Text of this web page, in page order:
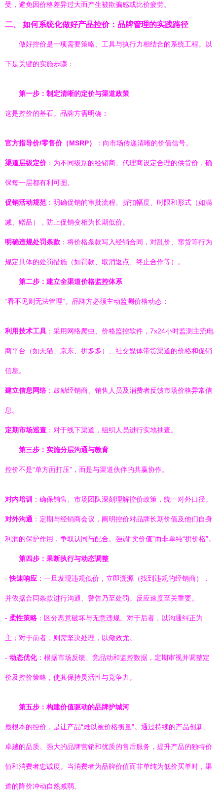
受，避免因价格差异过大而产生被欺骗感或比价疲劳。
二、 如何系统化做好产品控价：品牌管理的实践路径
做好控价是一项需要策略、工具与执行力相结合的系统工程。以
下是关键的实施步骤：
第一步：制定清晰的定价与渠道政策
这是控价的基石。品牌方需明确：
官方指导价/零售价（MSRP） ：向市场传递清晰的价值信号。
渠道层级定价：为不同级别的经销商、代理商设定合理的供货价，确
保每一层都有利可图。
促销活动规范 ：明确促销的审批流程、折扣幅度、时限和形式（如满
减、赠品），防止促销变相为长期低价。
明确违规处罚条款 ：将价格条款写入经销合同，对乱价、窜货等行为
规定具体的处罚措施（如罚款、取消返点、终止合作等）。
第二步：建立全渠道价格监控体系
“看不见则无法管理”。品牌方必须主动监测价格动态：
利用技术工具 ：采用网络爬虫、价格监控软件，7x24小时监测主流电
商平台（如天猫、京东、拼多多）、社交媒体带货渠道的价格和促销
信息。
建立信息网络 ：鼓励经销商、销售人员及消费者反馈市场价格异常信
息。
定期市场巡查 ：对于线下渠道，组织人员进行实地抽查。
第三步：实施分层沟通与教育
控价不是“单方面打压”，而是与渠道伙伴的共赢协作。
对内培训 ：确保销售、市场团队深刻理解控价政策，统一对外口径。
对外沟通 ：定期与经销商会议，阐明控价对品牌长期价值及他们自身
利润的保护作用，争取认同与配合。强调“卖价值”而非单纯“拼价格”。
第四步：果断执行与动态调整
-快速响应 ：一旦发现违规低价，立即溯源（找到违规的经销商），
并依据合同条款进行沟通、警告乃至处罚。反应速度至关重要。
- 柔性策略 ：区分恶意破坏与无意违规。对于后者，以沟通纠正为
主；对于前者，则需坚决处理，以儆效尤。
- 动态优化：根据市场反馈、竞品动和监控数据，定期审视并调整定
价及控价策略，使其保持灵活性与竞争力。
第五步：构建价值驱动的品牌护城河
最根本的控价，是让产品“难以被价格衡量”。通过持续的产品创新、
卓越的品质、强大的品牌营销和优质的售后服务，提升产品的独特价
值和消费者忠诚度。当消费者为品牌价值而非单纯为低价买单时，渠
道的降价冲动自然减弱。